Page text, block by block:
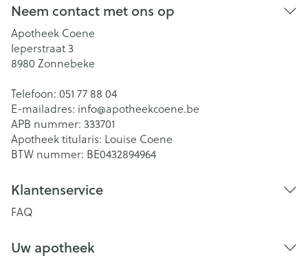
Neem contact met ons op
Apotheek Coene
Ieperstraat 3
8980 Zonnebeke
Telefoon: 051 77 88 04
E-mailadres: info@apotheekcoene.be
APB nummer: 333701
Apotheek titularis: Louise Coene
BTW nummer: BE0432894964
Klantenservice
FAQ
Uw apotheek